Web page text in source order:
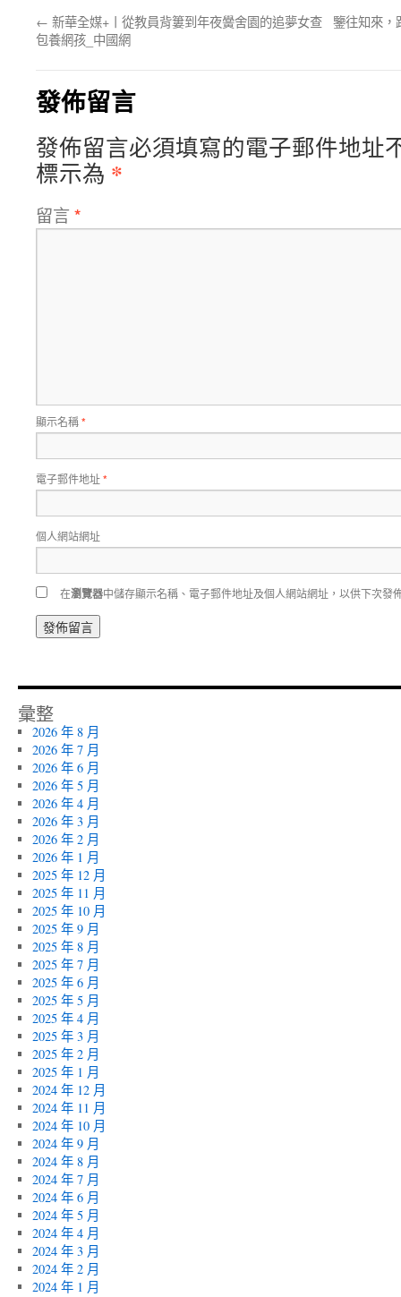
← 新華全媒+丨從教員背簍到年夜黌舍園的追夢女查
包養網孩_中國網
鑒往知來，
發佈留言
發佈留言必須填寫的電子郵件地址
標示為 *
留言 *
顯示名稱*
電子郵件地址*
個人網站網址
在瀏覽器中儲存顯示名稱、電子郵件地址及個人網站網址，以供下次發
彙整
2026 年 8 月
2026 年 7 月
2026 年 6 月
2026 年 5 月
2026 年 4 月
2026 年 3 月
2026 年 2 月
2026 年 1 月
2025 年 12 月
2025 年 11 月
2025 年 10 月
2025 年 9 月
2025 年 8 月
2025 年 7 月
2025 年 6 月
2025 年 5 月
2025 年 4 月
2025 年 3 月
2025 年 2 月
2025 年 1 月
2024 年 12 月
2024 年 11 月
2024 年 10 月
2024 年 9 月
2024 年 8 月
2024 年 7 月
2024 年 6 月
2024 年 5 月
2024 年 4 月
2024 年 3 月
2024 年 2 月
2024 年 1 月